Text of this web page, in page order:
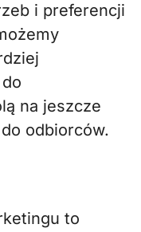
i preferencji
na jeszcze
odbiorców.
to